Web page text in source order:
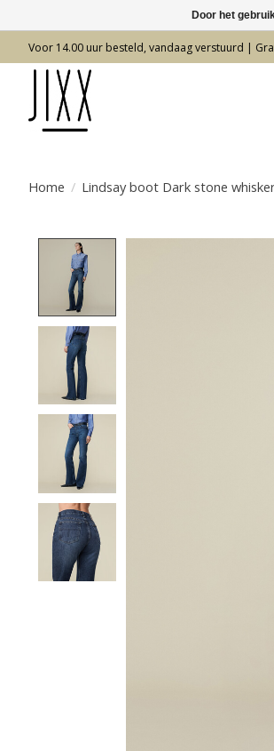
Voor 14.00 uur besteld, vandaag verstuurd |
Home / Lindsay boot Dark stone
Door het